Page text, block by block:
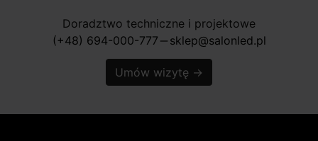
Doradztwo techniczne i projektowe
(+48) 694-000-777 horizontal_rule sklep@salonled.pl
Umów wizytę →